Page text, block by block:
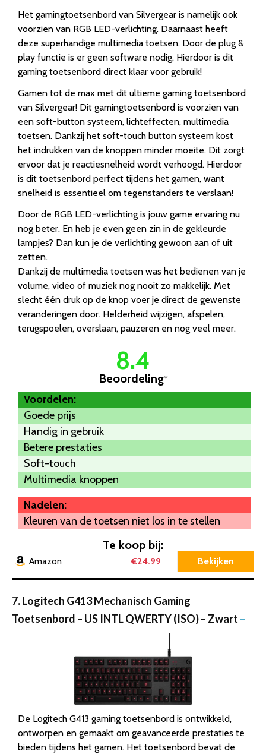
Het gamingtoetsenbord van Silvergear is namelijk ook
voorzien van RGB LED-verlichting. Daarnaast heeft
deze superhandige multimedia toetsen. Door de plug &
play functie is er geen software nodig. Hierdoor is dit
gaming toetsenbord direct klaar voor gebruik!
Gamen tot de max met dit ultieme gaming toetsenbord
van Silvergear! Dit gamingtoetsenbord is voorzien van
een soft-button systeem, lichteffecten, multimedia
toetsen. Dankzij het soft-touch button systeem kost
het indrukken van de knoppen minder moeite. Dit zorgt
ervoor dat je reactiesnelheid wordt verhoogd. Hierdoor
is dit toetsenbord perfect tijdens het gamen, want
snelheid is essentieel om tegenstanders te verslaan!
Door de RGB LED-verlichting is jouw game ervaring nu
nog beter. En heb je even geen zin in de gekleurde
lampjes? Dan kun je de verlichting gewoon aan of uit
zetten.
Dankzij de multimedia toetsen was het bedienen van je
volume, video of muziek nog nooit zo makkelijk. Met
slecht één druk op de knop voer je direct de gewenste
veranderingen door. Helderheid wijzigen, afspelen,
terugspoelen, overslaan, pauzeren en nog veel meer.
8.4
Beoordeling*
Voordelen:
Goede prijs
Handig in gebruik
Betere prestaties
Soft-touch
Multimedia knoppen
Nadelen:
Kleuren van de toetsen niet los in te stellen
Te koop bij:
Amazon €24.99 Bekijken
7. Logitech G413 Mechanisch Gaming
Toetsenbord – US INTL QWERTY (ISO) – Zwart –
De Logitech G413 gaming toetsenbord is ontwikkeld,
ontworpen en gemaakt om geavanceerde prestaties te
bieden tijdens het gamen. Het toetsenbord bevat de